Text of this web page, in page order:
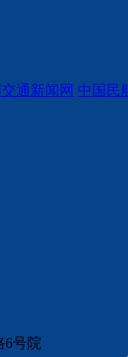
通新闻网 中国民
6号院